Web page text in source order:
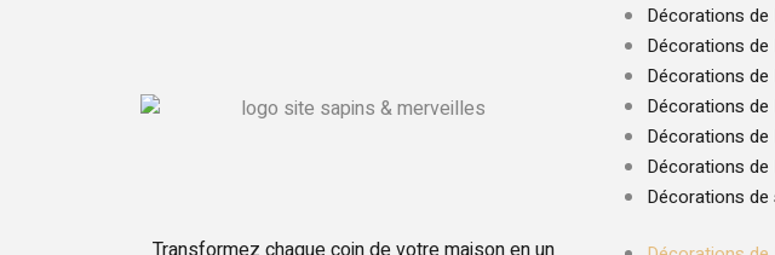
Décorations de
Décorations
Décorations
Décorations
Décorations
Décorations
Décorations